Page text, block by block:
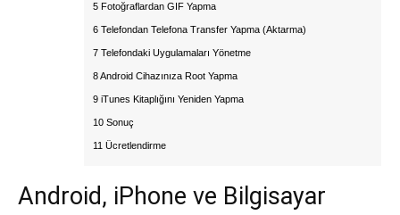
5 Fotoğraflardan GIF Yapma
6 Telefondan Telefona Transfer Yapma (Aktarma)
7 Telefondaki Uygulamaları Yönetme
8 Android Cihazınıza Root Yapma
9 iTunes Kitaplığını Yeniden Yapma
10 Sonuç
11 Ücretlendirme
Android, iPhone ve Bilgisayar